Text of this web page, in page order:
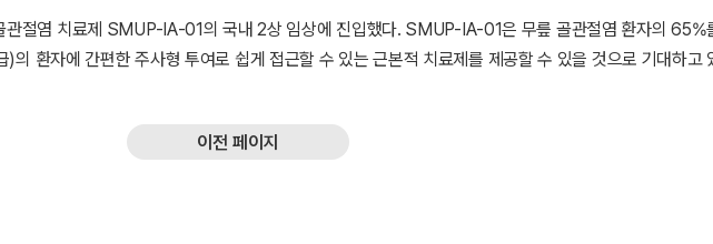
관절염 치료제 SMUP-IA-01의 국내 2상 임상에 진입했다. SMUP-IA-01은 무릎 골관절염 환자의 65%
환자에 간편한 주사형 투여로 쉽게 접근할 수 있는 근본적 치료제를 제공할 수 있을 것으로 기대하고
이전 페이지